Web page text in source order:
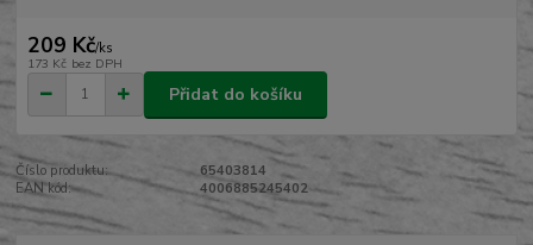
209 Kč/ks
173 Kč bez DPH
Přidat do košíku
Číslo produktu:
65403814
EAN kód:
4006885245402